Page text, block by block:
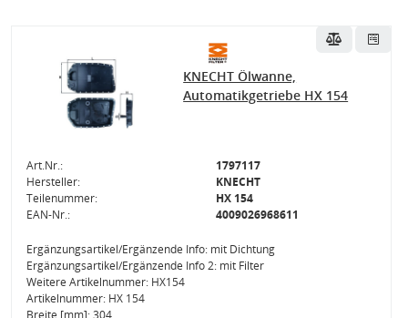
KNECHT Ölwanne,
Automatikgetriebe HX 154
Art.Nr.:
1797117
Hersteller:
KNECHT
Teilenummer:
HX 154
EAN-Nr.:
4009026968611
Ergänzungsartikel/Ergänzende Info: mit Dichtung
Ergänzungsartikel/Ergänzende Info 2: mit Filter
Weitere Artikelnummer: HX154
Artikelnummer: HX 154
Breite [mm]: 304